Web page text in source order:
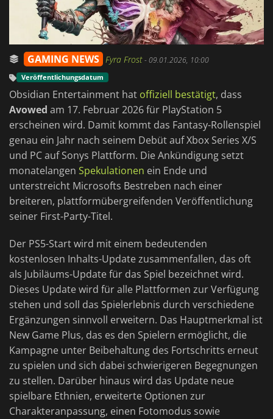
GAMING NEWS Fyra Frost-09.01.2026, 10:00
Veröffentlichungsdatum
Obsidian Entertainment hat offiziell bestätigt, dass
Avowed am 17. Februar 2026 für PlayStation 5
erscheinen wird. Damit kommt das Fantasy-Rollenspiel
genau ein Jahr nach seinem Debüt auf Xbox Series X/S
und PC auf Sonys Plattform. Die Ankündigung setzt
monatelangen Spekulationen ein Ende und
unterstreicht Microsofts Bestreben nach einer
breiteren, plattformübergreifenden Veröffentlichung
seiner First-Party-Titel.
Der PS5-Start wird mit einem bedeutenden
kostenlosen Inhalts-Update zusammenfallen, das oft
als Jubiläums-Update für das Spiel bezeichnet wird.
Dieses Update wird für alle Plattformen zur Verfügung
stehen und soll das Spielerlebnis durch verschiedene
Ergänzungen sinnvoll erweitern. Das Hauptmerkmal ist
New Game Plus, das es den Spielern ermöglicht, die
Kampagne unter Beibehaltung des Fortschritts erneut
zu spielen und sich dabei schwierigeren Begegnungen
zu stellen. Darüber hinaus wird das Update neue
spielbare Ethnien, erweiterte Optionen zur
Charakteranpassung, einen Fotomodus sowie